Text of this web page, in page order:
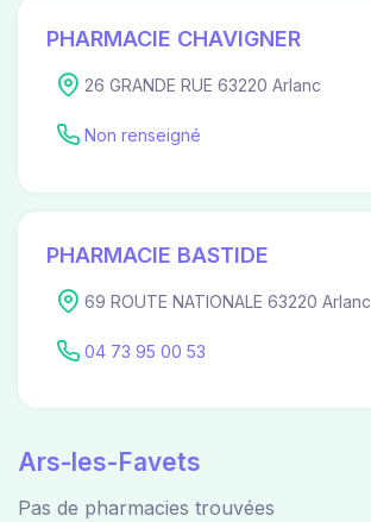
PHARMACIE CHAVIGNER
26 GRANDE RUE 63220 Arlanc
Non renseigné
PHARMACIE BASTIDE
69 ROUTE NATIONALE 63220 Arlanc
04 73 95 00 53
Ars-les-Favets
Pas de pharmacies trouvées